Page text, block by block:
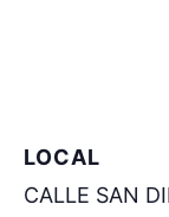
LOCAL
CALLE SAN